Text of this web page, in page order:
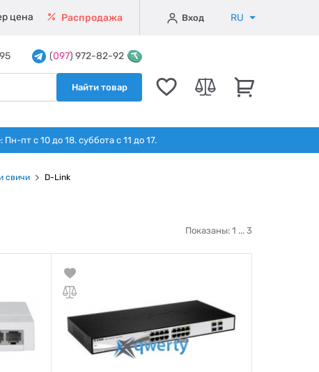
цена Распродажа Вход RU
(097) 972-82-92
Найти товар
пт с 10 до 18. суббота с 11 до 17.
свичи D-Link
Показаны: 1 ... 3